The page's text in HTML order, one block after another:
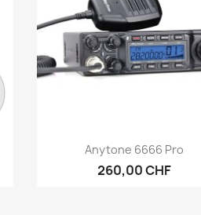
Anteprima
Anytone 6666 Pro
260,00 CHF